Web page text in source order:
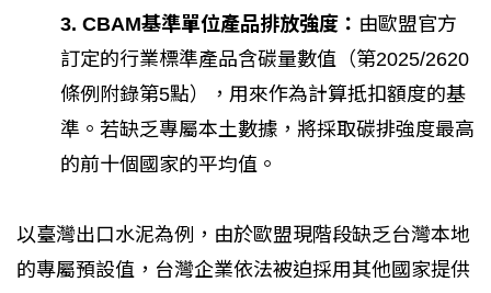
3. CBAM基準單位產品排放強度： 由歐盟官方
訂定的行業標準產品含碳量數值（第2025/2620
條例附錄第5點），用來作為計算抵扣額度的基
準。若缺乏專屬本土數據，將採取碳排強度最高
的前十個國家的平均值。
以臺灣出口水泥為例，由於歐盟現階段缺乏台灣本地
的專屬預設值，台灣企業依法被迫採用其他國家提供